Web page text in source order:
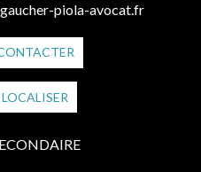
piola-avocat.fr